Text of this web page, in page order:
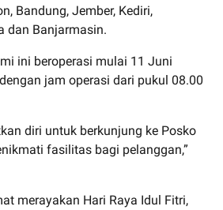
Bandung, Jember, Kediri,
dan Banjarmasin.
ini beroperasi mulai 11 Juni
jam operasi dari pukul 08.00
diri untuk berkunjung ke Posko
fasilitas bagi pelanggan,”
merayakan Hari Raya Idul Fitri,